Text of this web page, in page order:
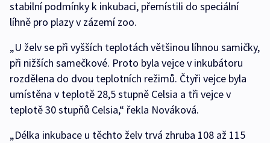
stabilní podmínky k inkubaci, přemístili do speciální
líhně pro plazy v zázemí zoo.
„U želv se při vyšších teplotách většinou líhnou samičky,
při nižších samečkové. Proto byla vejce v inkubátoru
rozdělena do dvou teplotních režimů. Čtyři vejce byla
umístěna v teplotě 28,5 stupně Celsia a tři vejce v
teplotě 30 stupňů Celsia,“ řekla Nováková.
„Délka inkubace u těchto želv trvá zhruba 108 až 115